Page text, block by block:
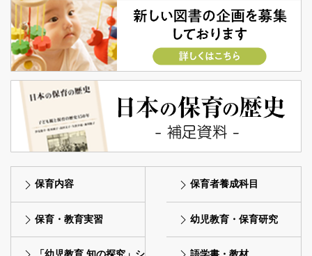
保育内容 保育者養成科目
保育・教育実習 幼児教育・保育研究